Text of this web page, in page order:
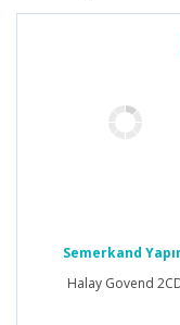
Semerkand
Halay Govend